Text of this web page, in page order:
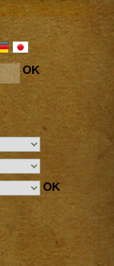
OK
OK